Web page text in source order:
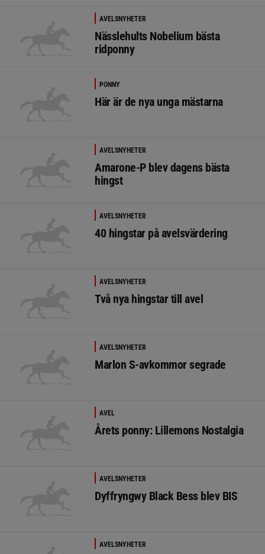
AVELSNYHETER
Nässlehults Nobelium bästa
ridponny
PONNY
Här är de nya unga mästarna
AVELSNYHETER
Amarone-P blev dagens bästa
hingst
AVELSNYHETER
40 hingstar på avelsvärdering
AVELSNYHETER
Två nya hingstar till avel
AVELSNYHETER
Marlon S-avkommor segrade
AVEL
Årets ponny: Lillemons Nostalgia
AVELSNYHETER
Dyffryngwy Black Bess blev BIS
AVELSNYHETER